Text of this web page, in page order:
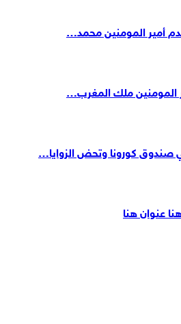
أمير المومنين محمد…
المومنين ملك المغرب…
صندوق كورونا وتحض الزوايا…
عنوان هنا